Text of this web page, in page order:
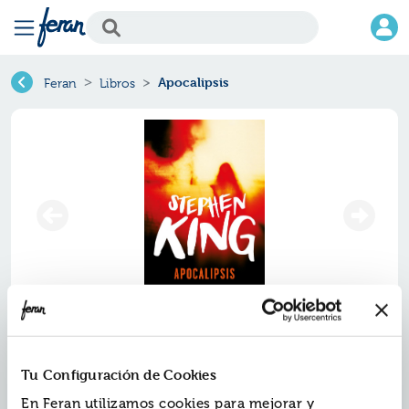
Tu Configuración de Cookies
En Feran utilizamos cookies para mejorar y
Feran Libros Apocalipsis
Apocalipsis
Ref.ZBS-B102-16
ISBN:9788497599412